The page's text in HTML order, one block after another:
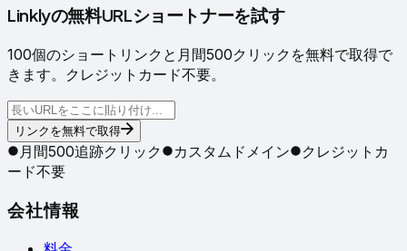
Linklyの無料URLショートナーを試す
100個のショートリンクと月間500クリックを無料で取得で
きます。クレジットカード不要。
リンクを無料で取得
月間500追跡クリック カスタムドメイン
クレジットカ
ード不要
会社情報